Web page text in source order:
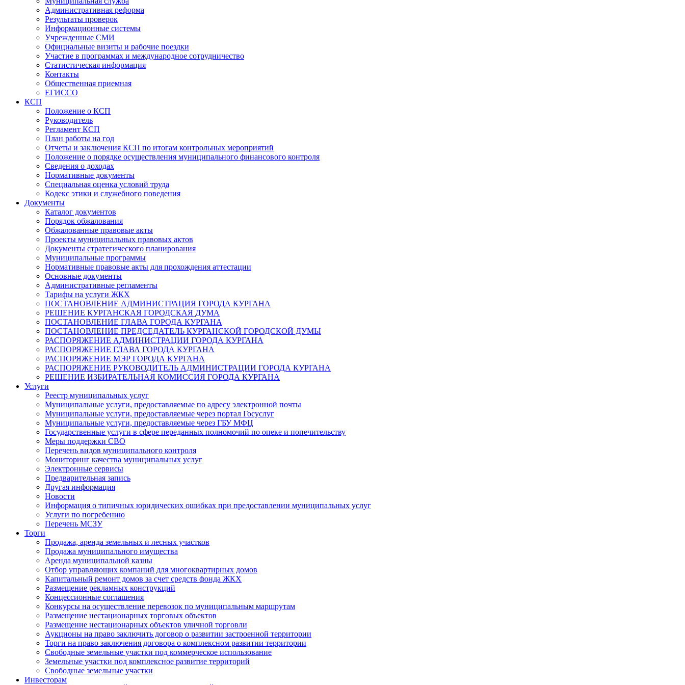
Административная реформа
Результаты проверок
Информационные системы
Учрежденные СМИ
Официальные визиты и рабочие поездки
Участие в программах и международное сотрудничество
Статистическая информация
Контакты
Общественная приемная
ЕГИССО
КСП
Положение о КСП
Руководитель
Регламент КСП
План работы на год
Отчеты и заключения КСП по итогам контрольных мероприятий
Положение о порядке осуществления муниципального финансового контроля
Сведения о доходах
Нормативные документы
Специальная оценка условий труда
Кодекс этики и служебного поведения
Документы
Каталог документов
Порядок обжалования
Обжалованные правовые акты
Проекты муниципальных правовых актов
Документы стратегического планирования
Муниципальные программы
Нормативные правовые акты для прохождения аттестации
Основные документы
Административные регламенты
Тарифы на услуги ЖКХ
ПОСТАНОВЛЕНИЕ АДМИНИСТРАЦИЯ ГОРОДА КУРГАНА
РЕШЕНИЕ КУРГАНСКАЯ ГОРОДСКАЯ ДУМА
ПОСТАНОВЛЕНИЕ ГЛАВА ГОРОДА КУРГАНА
ПОСТАНОВЛЕНИЕ ПРЕДСЕДАТЕЛЬ КУРГАНСКОЙ ГОРОДСКОЙ ДУМЫ
РАСПОРЯЖЕНИЕ АДМИНИСТРАЦИИ ГОРОДА КУРГАНА
РАСПОРЯЖЕНИЕ ГЛАВА ГОРОДА КУРГАНА
РАСПОРЯЖЕНИЕ МЭР ГОРОДА КУРГАНА
РАСПОРЯЖЕНИЕ РУКОВОДИТЕЛЬ АДМИНИСТРАЦИИ ГОРОДА КУРГАНА
РЕШЕНИЕ ИЗБИРАТЕЛЬНАЯ КОМИССИЯ ГОРОДА КУРГАНА
Услуги
Реестр муниципальных услуг
Муниципальные услуги, предоставляемые по адресу электронной почты
Муниципальные услуги, предоставляемые через портал Госуслуг
Муниципальные услуги, предоставляемые через ГБУ МФЦ
Государственные услуги в сфере переданных полномочий по опеке и попечительству
Меры поддержки СВО
Перечень видов муниципального контроля
Мониторинг качества муниципальных услуг
Электронные сервисы
Предварительная запись
Другая информация
Новости
Информация о типичных юридических ошибках при предоставлении муниципальных услуг
Услуги по погребению
Перечень МСЗУ
Торги
Продажа, аренда земельных и лесных участков
Продажа муниципального имущества
Аренда муниципальной казны
Отбор управляющих компаний для многоквартирных домов
Капитальный ремонт домов за счет средств фонда ЖКХ
Размещение рекламных конструкций
Концессионные соглашения
Конкурсы на осуществление перевозок по муниципальным маршрутам
Размещение нестационарных торговых объектов
Размещение нестационарных объектов уличной торговли
Аукционы на право заключить договор о развитии застроенной территории
Торги на право заключения договора о комплексном развитии территории
Свободные земельные участки под коммерческое использование
Земельные участки под комплексное развитие территорий
Свободные земельные участки
Инвесторам